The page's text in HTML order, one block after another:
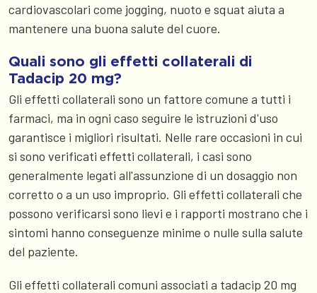
cardiovascolari come jogging, nuoto e squat aiuta a
mantenere una buona salute del cuore.
Quali sono gli effetti collaterali di
Tadacip 20 mg?
Gli effetti collaterali sono un fattore comune a tutti i
farmaci, ma in ogni caso seguire le istruzioni d'uso
garantisce i migliori risultati. Nelle rare occasioni in cui
si sono verificati effetti collaterali, i casi sono
generalmente legati all'assunzione di un dosaggio non
corretto o a un uso improprio. Gli effetti collaterali che
possono verificarsi sono lievi e i rapporti mostrano che i
sintomi hanno conseguenze minime o nulle sulla salute
del paziente.
Gli effetti collaterali comuni associati a tadacip 20 mg